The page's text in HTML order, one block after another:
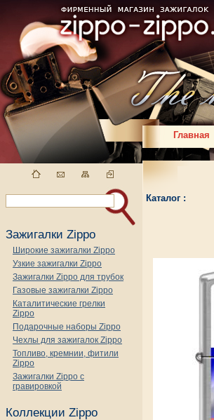
Главная
Зажигалки Zippo
Широкие зажигалки Zippo
Узкие зажигалки Zippo
Зажигалки Zippo для трубок
Газовые зажигалки Zippo
Каталитические грелки
Zippo
Подарочные наборы Zippo
Чехлы для зажигалок Zippo
Топливо, кремнии, фитили
Zippo
Зажигалки Zippo с
гравировкой
Коллекции Zippo
Каталог :